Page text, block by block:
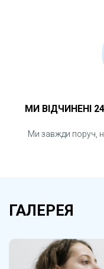
МИ ВІДЧИНЕНІ
Ми завжди поруч,
ГАЛЕРЕЯ